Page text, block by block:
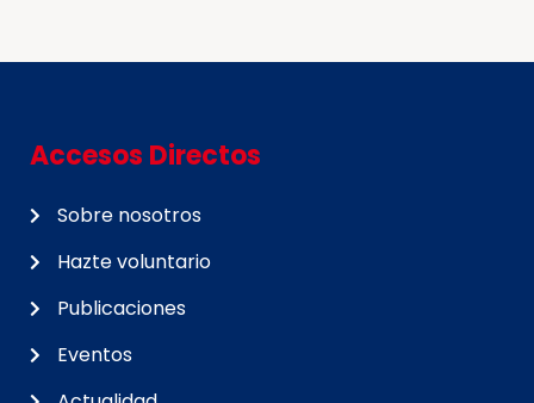
Accesos Directos
Sobre nosotros
Hazte voluntario
Publicaciones
Eventos